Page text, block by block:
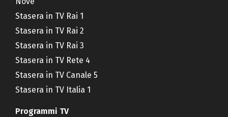
Stasera in TV Rai 1
Stasera in TV Rai 2
Stasera in TV Rai 3
Stasera in TV Rete 4
Stasera in TV Canale 5
Stasera in TV Italia 1
Programmi TV